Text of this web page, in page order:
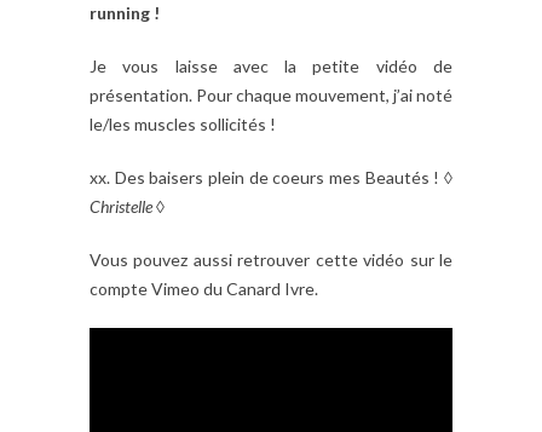
running !
Je vous laisse avec la petite vidéo de
présentation. Pour chaque mouvement, j’ai noté
le/les muscles sollicités !
xx. Des baisers plein de coeurs mes Beautés ! ◊
Christelle◊
Vous pouvez aussi retrouver cette vidéo sur le
compte Vimeo du Canard Ivre.